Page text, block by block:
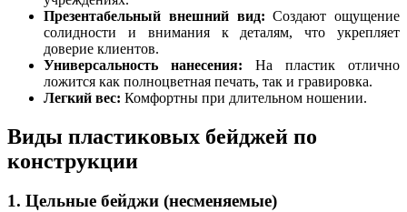
Презентабельный внешний вид: Создают ощущение
солидности и внимания к деталям, что укрепляет
доверие клиентов.
Универсальность нанесения: На пластик отлично
ложится как полноцветная печать, так и гравировка.
Легкий вес: Комфортны при длительном ношении.
Виды пластиковых бейджей по
конструкции
1. Цельные бейджи (несменяемые)